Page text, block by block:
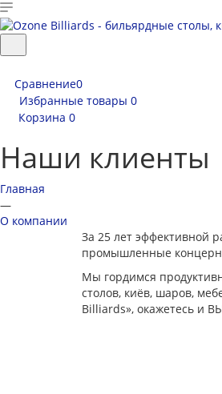
Сравнение0
Избранные товары 0
Корзина 0
Наши клиенты
Главная
—
О компании
За 25 лет эффективной
промышленные
Мы гордимся
столов, киёв, шаров,
Billiards», окажетесь и